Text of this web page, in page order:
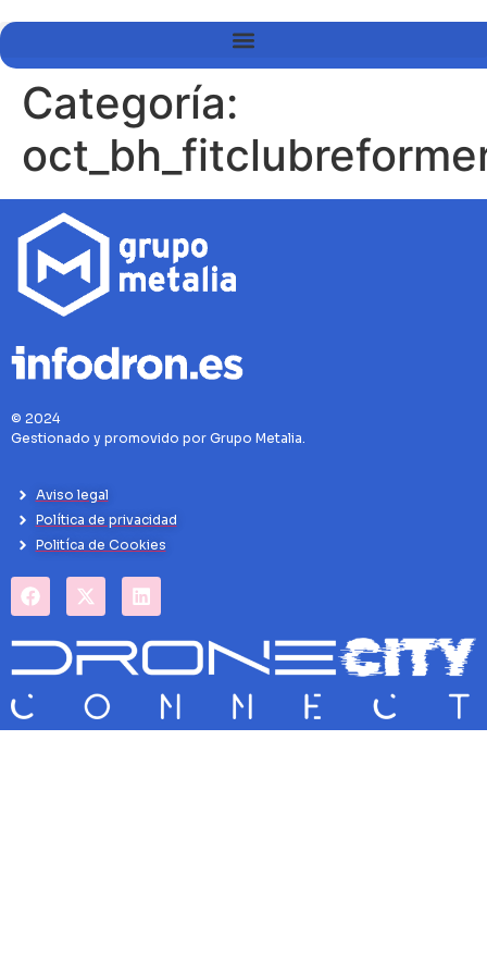
Categoría:
© 2024
Gestionado y promovido por Grupo Metalia.
Aviso legal
Política de privacidad
Politíca de Cookies